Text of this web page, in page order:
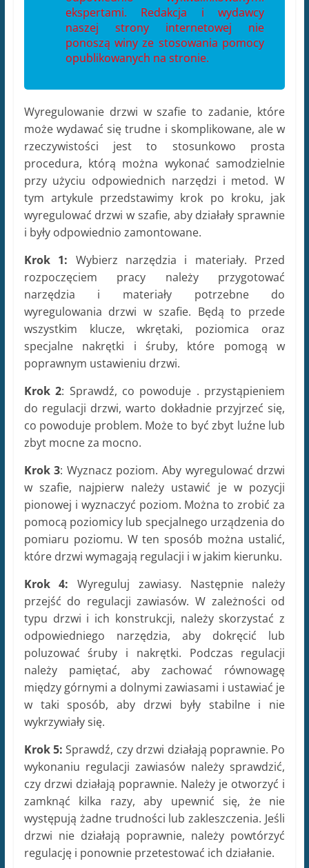
ekspertami. Redakcja i wydawcy
naszej strony internetowej nie
ponoszą winy ze stosowania pomocy
opublikowanych na stronie.
Wyregulowanie drzwi w szafie to zadanie, które
może wydawać się trudne i skomplikowane, ale w
rzeczywistości jest to stosunkowo prosta
procedura, którą można wykonać samodzielnie
przy użyciu odpowiednich narzędzi i metod. W
tym artykule przedstawimy krok po kroku, jak
wyregulować drzwi w szafie, aby działały sprawnie
i były odpowiednio zamontowane.
Krok 1: Wybierz narzędzia i materiały. Przed
rozpoczęciem pracy należy przygotować
narzędzia i materiały potrzebne do
wyregulowania drzwi w szafie. Będą to przede
wszystkim klucze, wkrętaki, poziomica oraz
specjalne nakrętki i śruby, które pomogą w
poprawnym ustawieniu drzwi.
Krok 2: Sprawdź, co powoduje . przystąpieniem
do regulacji drzwi, warto dokładnie przyjrzeć się,
co powoduje problem. Może to być zbyt luźne lub
zbyt mocne za mocno.
Krok 3: Wyznacz poziom. Aby wyregulować drzwi
w szafie, najpierw należy ustawić je w pozycji
pionowej i wyznaczyć poziom. Można to zrobić za
pomocą poziomicy lub specjalnego urządzenia do
pomiaru poziomu. W ten sposób można ustalić,
które drzwi wymagają regulacji i w jakim kierunku.
Krok 4: Wyreguluj zawiasy. Następnie należy
przejść do regulacji zawiasów. W zależności od
typu drzwi i ich konstrukcji, należy skorzystać z
odpowiedniego narzędzia, aby dokręcić lub
poluzować śruby i nakrętki. Podczas regulacji
należy pamiętać, aby zachować równowagę
między górnymi a dolnymi zawiasami i ustawiać je
w taki sposób, aby drzwi były stabilne i nie
wykrzywiały się.
Krok 5: Sprawdź, czy drzwi działają poprawnie. Po
wykonaniu regulacji zawiasów należy sprawdzić,
czy drzwi działają poprawnie. Należy je otworzyć i
zamknąć kilka razy, aby upewnić się, że nie
występują żadne trudności lub zakleszczenia. Jeśli
drzwi nie działają poprawnie, należy powtórzyć
regulację i ponownie przetestować ich działanie.